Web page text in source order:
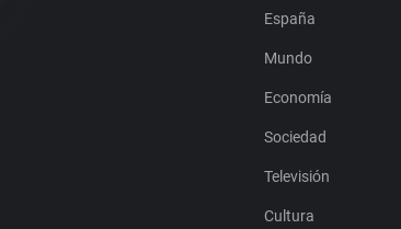
España
Mundo
Economía
Sociedad
Televisión
Cultura